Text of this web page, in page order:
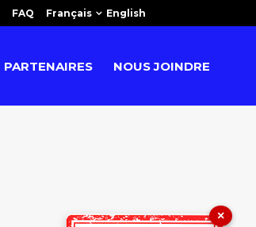
FAQ Français English
PARTENAIRES NOUS JOINDRE
×